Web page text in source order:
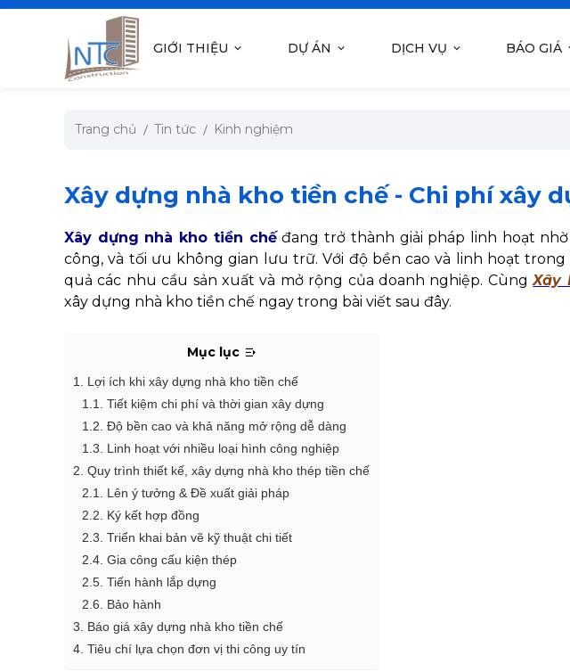
GIỚI THIỆU DỰ ÁN DỊCH VỤ BÁO GIÁ
Trang chủ Tin tức Kinh nghiệm
Xây dựng nhà kho tiền chế - Chi phí xây
Xây dựng nhà kho tiền chếđang trở thành giải pháp linh hoạt
công, và tối ưu không gian lưu trữ. Với độ bền cao và linh hoạt
quả các nhu cầu sản xuất và mở rộng của doanh nghiệp. CùngXây
xây dựng nhà kho tiền chế ngay trong bài viết sau đây.
Mục lục
1. Lợi ích khi xây dựng nhà kho tiền chế
1.1. Tiết kiệm chi phí và thời gian xây dựng
1.2. Độ bền cao và khả năng mở rộng dễ dàng
1.3. Linh hoạt với nhiều loại hình công nghiệp
2. Quy trình thiết kế, xây dựng nhà kho thép tiền chế
2.1. Lên ý tưởng & Đề xuất giải pháp
2.2. Ký kết hợp đồng
2.3. Triển khai bản vẽ kỹ thuật chi tiết
2.4. Gia công cấu kiện thép
2.5. Tiến hành lắp dựng
2.6. Bảo hành
3. Báo giá xây dựng nhà kho tiền chế
4. Tiêu chí lựa chọn đơn vị thi công uy tín